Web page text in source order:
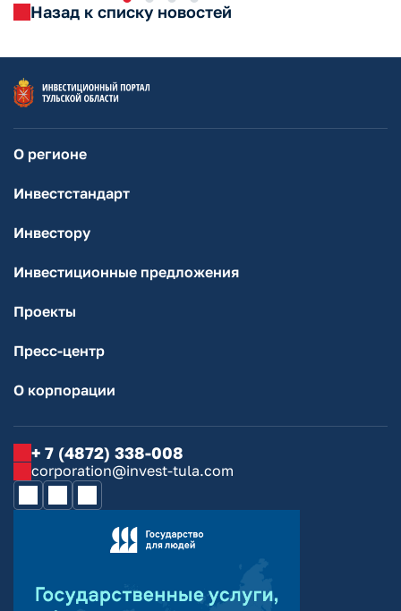
Назад к списку новостей
О регионе
Инвестстандарт
Инвестору
Инвестиционные предложения
Проекты
Пресс-центр
О корпорации
+ 7 (4872) 338-008
corporation@invest-tula.com